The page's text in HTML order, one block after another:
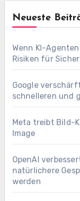
Neueste
Wenn KI-
Risiken für
Google
schnelleren und
Meta treibt Bild-
Image
OpenAI
natürlichere
werden